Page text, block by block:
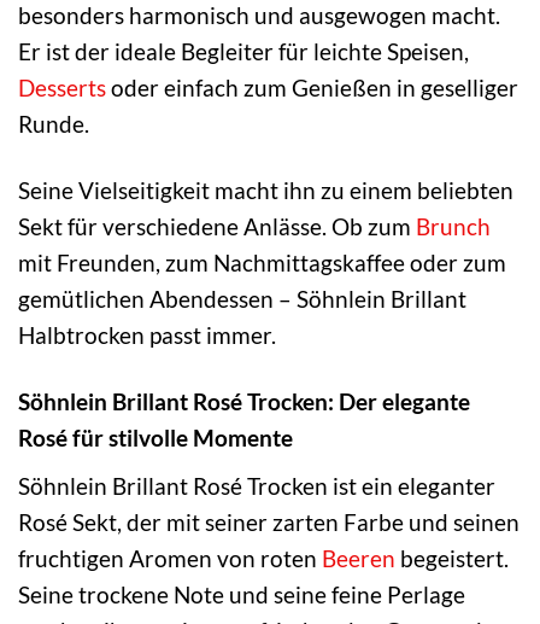
besonders harmonisch und ausgewogen macht.
Er ist der ideale Begleiter für leichte Speisen,
Dessertsoder einfach zum Genießen in geselliger
Runde.
Seine Vielseitigkeit macht ihn zu einem beliebten
Sekt für verschiedene Anlässe. Ob zum Brunch
mit Freunden, zum Nachmittagskaffee oder zum
gemütlichen Abendessen – Söhnlein Brillant
Halbtrocken passt immer.
Söhnlein Brillant Rosé Trocken: Der elegante
Rosé für stilvolle Momente
Söhnlein Brillant Rosé Trocken ist ein eleganter
Rosé Sekt, der mit seiner zarten Farbe und seinen
fruchtigen Aromen von roten Beeren begeistert.
Seine trockene Note und seine feine Perlage